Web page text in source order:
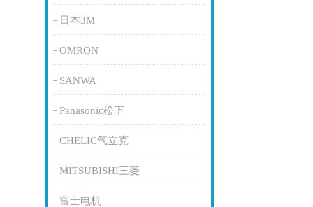
日本3M
OMRON
SANWA
Panasonic松下
CHELIC气立克
MITSUBISHI三菱
富士电机